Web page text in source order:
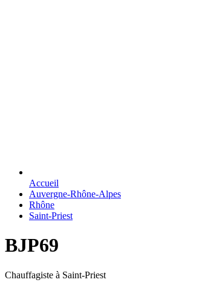
Accueil
Auvergne-Rhône-Alpes
Rhône
Saint-Priest
BJP69
Chauffagiste à Saint-Priest